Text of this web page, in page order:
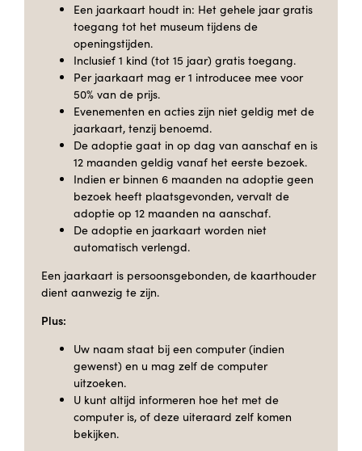
Een jaarkaart houdt in: Het gehele jaar gratis
toegang tot het museum tijdens de
openingstijden.
Inclusief 1 kind (tot 15 jaar) gratis toegang.
Per jaarkaart mag er 1 introducee mee voor
50% van de prijs.
Evenementen en acties zijn niet geldig met de
jaarkaart, tenzij benoemd.
De adoptie gaat in op dag van aanschaf en is
12 maanden geldig vanaf het eerste bezoek.
Indien er binnen 6 maanden na adoptie geen
bezoek heeft plaatsgevonden, vervalt de
adoptie op 12 maanden na aanschaf.
De adoptie en jaarkaart worden niet
automatisch verlengd.
Een jaarkaart is persoonsgebonden, de kaarthouder
dient aanwezig te zijn.
Plus:
Uw naam staat bij een computer (indien
gewenst) en u mag zelf de computer
uitzoeken.
U kunt altijd informeren hoe het met de
computer is, of deze uiteraard zelf komen
bekijken.